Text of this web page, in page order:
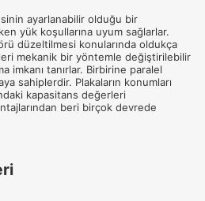
ayarlanabilir olduğu bir
yük koşullarına uyum sağlarlar.
düzeltilmesi konularında oldukça
mekanik bir yöntemle değiştirilebilir
imkanı tanırlar. Birbirine paralel
sahiplerdir. Plakaların konumları
kapasitans değerleri
beri birçok devrede